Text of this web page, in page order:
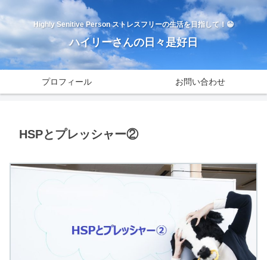
Highly Senitive Person ストレスフリーの生活を目指して！😁
ハイリーさんの日々是好日
プロフィール お問い合わせ
HSPとプレッシャー②